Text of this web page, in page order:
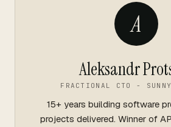
A
Aleksandr
FRACTIONAL CTO -
15+ years building software
projects delivered. Winner of